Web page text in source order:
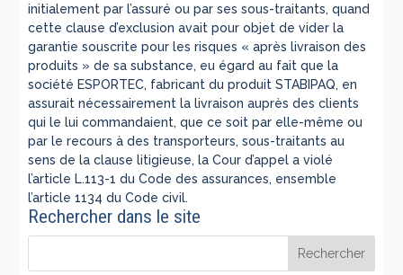
initialement par l’assuré ou par ses sous-traitants, quand
cette clause d’exclusion avait pour objet de vider la
garantie souscrite pour les risques « après livraison des
produits » de sa substance, eu égard au fait que la
société ESPORTEC, fabricant du produit STABIPAQ, en
assurait nécessairement la livraison auprès des clients
qui le lui commandaient, que ce soit par elle-même ou
par le recours à des transporteurs, sous-traitants au
sens de la clause litigieuse, la Cour d’appel a violé
l’article L.113-1 du Code des assurances, ensemble
l’article 1134 du Code civil.
Rechercher dans le site